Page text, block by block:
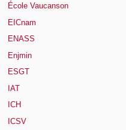
École Vaucanson
EICnam
ENASS
Enjmin
ESGT
IAT
ICH
ICSV